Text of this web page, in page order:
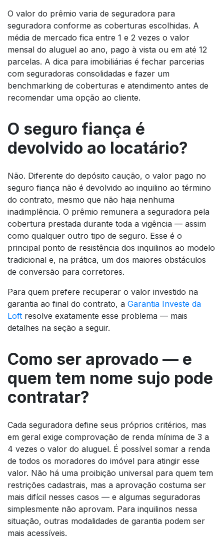
O valor do prêmio varia de seguradora para
seguradora conforme as coberturas escolhidas. A
média de mercado fica entre 1 e 2 vezes o valor
mensal do aluguel ao ano, pago à vista ou em até 12
parcelas. A dica para imobiliárias é fechar parcerias
com seguradoras consolidadas e fazer um
benchmarking de coberturas e atendimento antes de
recomendar uma opção ao cliente.
O seguro fiança é
devolvido ao locatário?
Não. Diferente do depósito caução, o valor pago no
seguro fiança não é devolvido ao inquilino ao término
do contrato, mesmo que não haja nenhuma
inadimplência. O prêmio remunera a seguradora pela
cobertura prestada durante toda a vigência — assim
como qualquer outro tipo de seguro. Esse é o
principal ponto de resistência dos inquilinos ao modelo
tradicional e, na prática, um dos maiores obstáculos
de conversão para corretores.
Para quem prefere recuperar o valor investido na
garantia ao final do contrato, a Garantia Investe da
Loft resolve exatamente esse problema — mais
detalhes na seção a seguir.
Como ser aprovado — e
quem tem nome sujo pode
contratar?
Cada seguradora define seus próprios critérios, mas
em geral exige comprovação de renda mínima de 3 a
4 vezes o valor do aluguel. É possível somar a renda
de todos os moradores do imóvel para atingir esse
valor. Não há uma proibição universal para quem tem
restrições cadastrais, mas a aprovação costuma ser
mais difícil nesses casos — e algumas seguradoras
simplesmente não aprovam. Para inquilinos nessa
situação, outras modalidades de garantia podem ser
mais acessíveis.